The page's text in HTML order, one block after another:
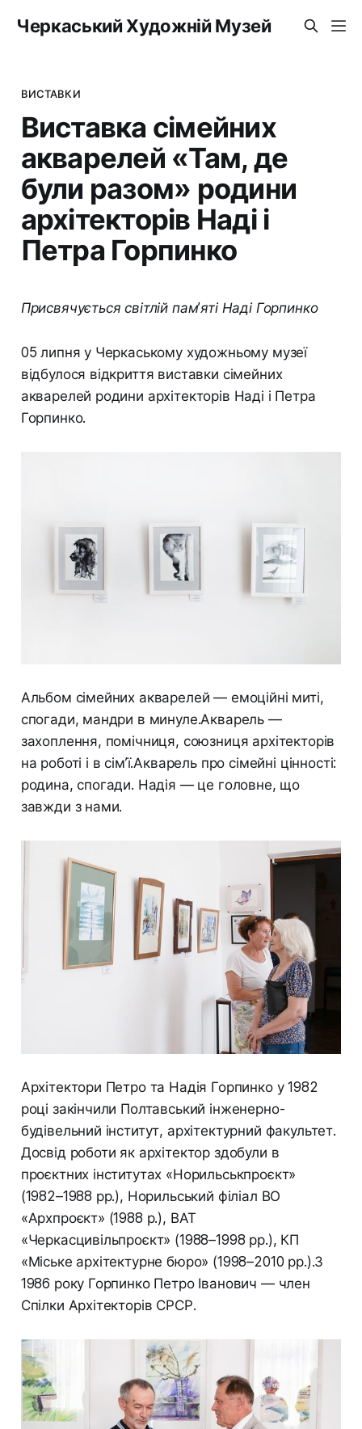
Черкаський Художній Музей
ВИСТАВКИ
Виставка сімейних
акварелей «Там, де
були разом» родини
архітекторів Наді і
Петра Горпинко
Присвячується світлій пам’яті Наді Горпинко
05 липня у Черкаському художньому музеї
відбулося відкриття виставки сімейних
акварелей родини архітекторів Наді і Петра
Горпинко.
Альбом сімейних акварелей — емоційні миті,
спогади, мандри в минуле.Акварель —
захоплення, помічниця, союзниця архітекторів
на роботі і в сім’ї.Акварель про сімейні цінності:
родина, спогади. Надія — це головне, що
завжди з нами.
Архітектори Петро та Надія Горпинко у 1982
році закінчили Полтавський інженерно-
будівельний інститут, архітектурний факультет.
Досвід роботи як архітектор здобули в
проєктних інститутах «Норильськпроєкт»
(1982–1988 рр.), Норильський філіал ВО
«Архпроєкт» (1988 р.), ВАТ
«Черкасцивільпроєкт» (1988–1998 рр.), КП
«Міське архітектурне бюро» (1998–2010 рр.).З
1986 року Горпинко Петро Іванович — член
Спілки Архітекторів СРСР.